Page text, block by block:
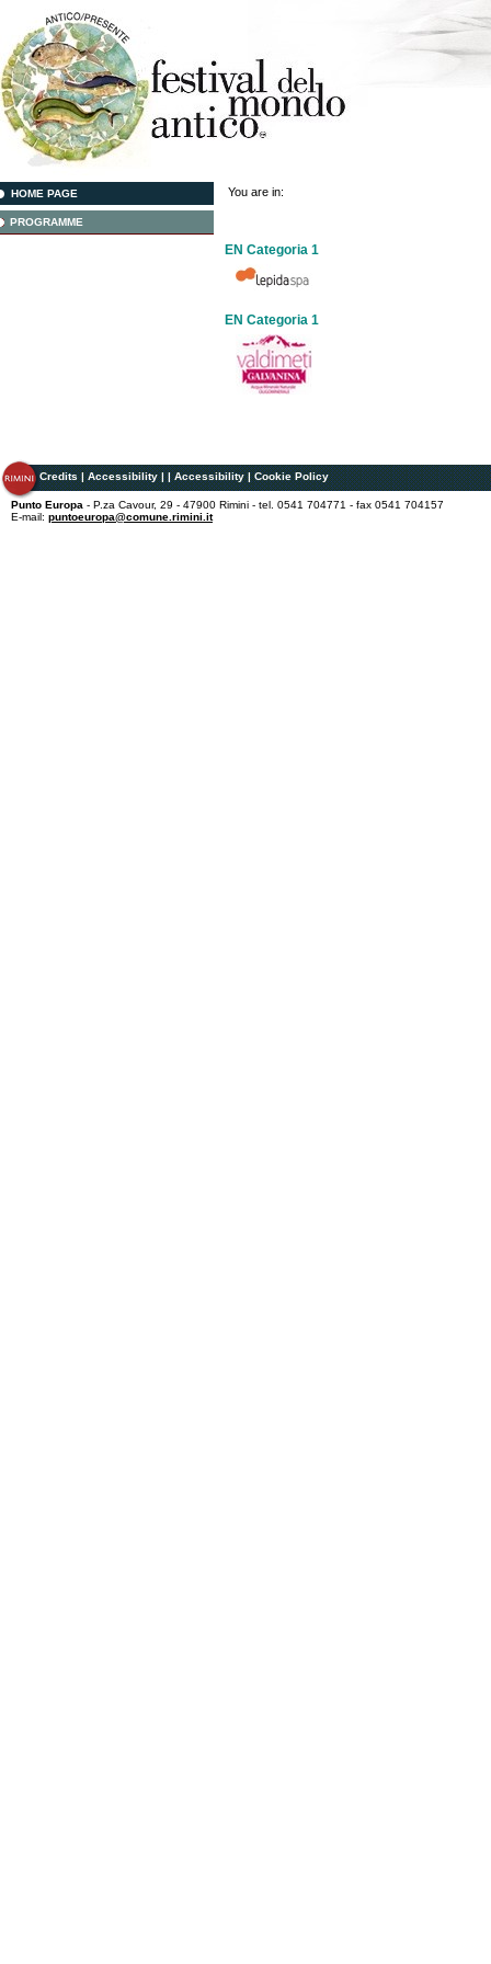
HOME PAGE
PROGRAMME
You are in:
EN Categoria 1
EN Categoria 1
Credits|Accessibility||Accessibility|Cookie Policy
Punto Europa - P.za Cavour, 29 - 47900 Rimini - tel. 0541 704771 - fax 0541 704157
E-mail: puntoeuropa@comune.rimini.it